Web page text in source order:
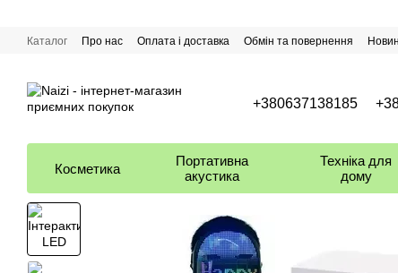
Каталог Про нас Оплата і доставка Обмін та повернення
+380637138185
Косметика
Портативна
акустика
Техніка для
дому